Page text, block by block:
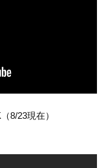
8/23現在）